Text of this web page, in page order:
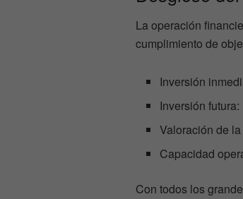
La operación
cumplimiento de
Inversión
Inversión
Valoración de
Capacidad
Con todos los